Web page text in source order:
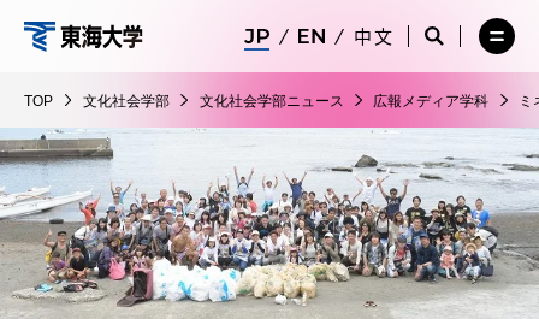
ツ
に
ス
キ
ッ
プ
化
社
会
学
部
中文
サ
検
索
を
開
く
サ
イ
索
を
じ
る
メ
ー
を
く
TOP 文化社会学部 文化社会学部ニュース 広報メディア学科
メ
ニ
を
閉
る
在学生・保護者向けポータル（TIPS）
受験・入学案内
教員・研究者ガイド